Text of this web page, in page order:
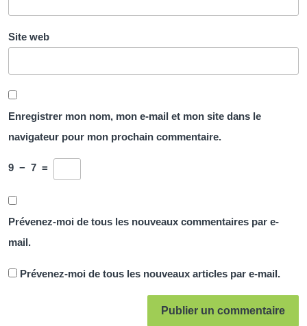
Site web
Enregistrer mon nom, mon e-mail et mon site dans le
navigateur pour mon prochain commentaire.
9 − 7 =
Prévenez-moi de tous les nouveaux commentaires par e-
mail.
Prévenez-moi de tous les nouveaux articles par e-mail.